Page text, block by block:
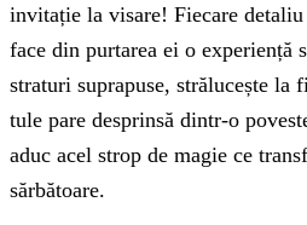
invitație la visare! Fiecare
face din purtarea ei o experiență
straturi suprapuse, strălucește la
tule pare desprinsă dintr-o
aduc acel strop de magie ce
sărbătoare.